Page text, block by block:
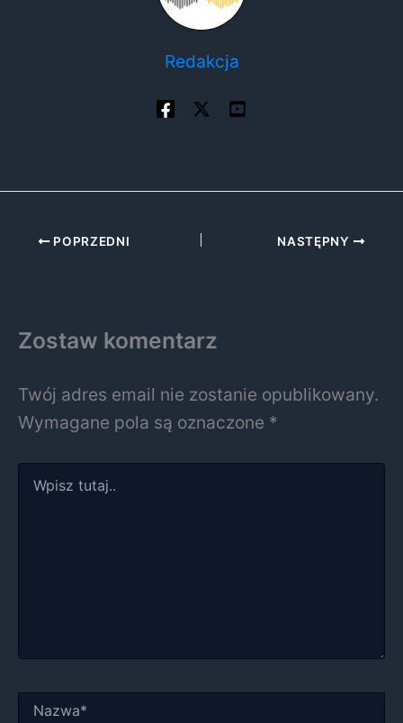
Redakcja
POPRZEDNI NASTĘPNY
Zostaw komentarz
Twój adres email nie zostanie opublikowany.
Wymagane pola są oznaczone *
tutaj..